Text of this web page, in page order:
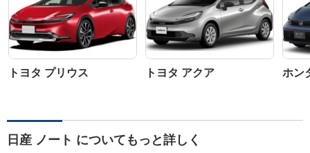
トヨタ プリウス トヨタ アクア ホン
日産 ノート についてもっと詳しく